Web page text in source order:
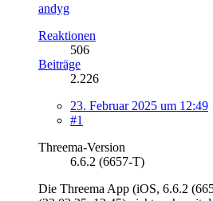
andyg
Reaktionen
506
Beiträge
2.226
23. Februar 2025 um 12:49
#1
Threema-Version
6.6.2 (6657-T)
Die Threema App (iOS, 6.6.2